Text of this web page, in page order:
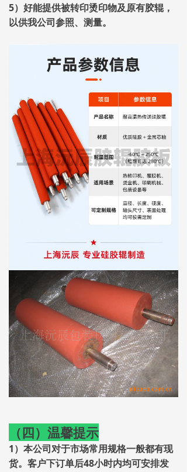
5）好能提供被转印烫印物及原有胶辊，
以供我公司参照、测量。
（四）温馨提示
1）本公司对于市场常用规格一般都有现
货。客户下订单后48小时内均可安排发